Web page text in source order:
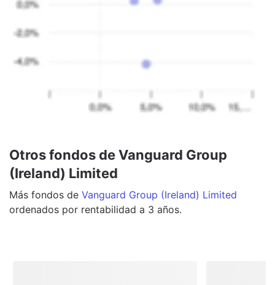
Otros fondos de Vanguard Group
(Ireland) Limited
Más fondos de Vanguard Group (Ireland) Limited
ordenados por rentabilidad a 3 años.